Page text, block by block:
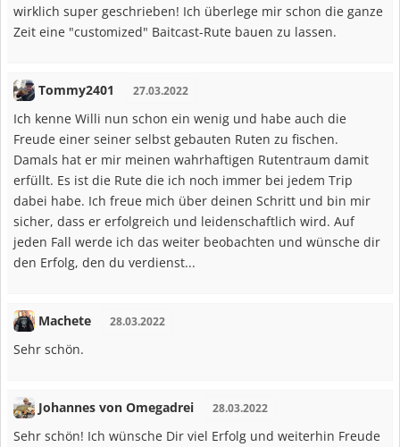
wirklich super geschrieben! Ich überlege mir schon die ganze
Zeit eine "customized" Baitcast-Rute bauen zu lassen.
Tommy2401 27.03.2022
Ich kenne Willi nun schon ein wenig und habe auch die
Freude einer seiner selbst gebauten Ruten zu fischen.
Damals hat er mir meinen wahrhaftigen Rutentraum damit
erfüllt. Es ist die Rute die ich noch immer bei jedem Trip
dabei habe. Ich freue mich über deinen Schritt und bin mir
sicher, dass er erfolgreich und leidenschaftlich wird. Auf
jeden Fall werde ich das weiter beobachten und wünsche dir
den Erfolg, den du verdienst...
Machete 28.03.2022
Sehr schön.
Johannes von Omegadrei 28.03.2022
Sehr schön! Ich wünsche Dir viel Erfolg und weiterhin Freude